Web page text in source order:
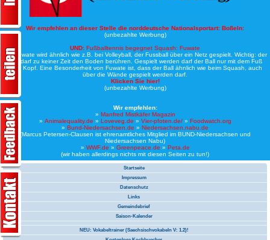
Wir empfehlen an dieser Stelle die norddeutsche Nationalsportart: Boßeln:
(unbezahlte Werbung)
UND: Fußballtennis begegnet Squash: Fuwate
Bei Fuwate wird ähnlich wie z.B. bei Volleyball, der Fussball über ein Netz gespielt. Wichtig: der
Ball darf zu keiner Zeit den Boden berühren. Gespielt werden darf der Ball nur mit dem Fuß
oder Kopf. Eine Besonderheit von Fuwate ist, dass der Ball ähnlich wie beim Squash, auch
über die Wände gespielt werden darf.
Klicken Sie hier!
(unbezahlte Werbung)
Wir empfehlen:
» Manfred Mistkäfer Magazin
» Animalequality.de » Loveveg.de » Vier-pfoten.de/» Foodwatch.org
» Bund-Niedersachsen.de » Niedersachsen.nabu.de
(Marcus Petersen-Clausen ist ehrenamtliches Mitglied im BUND-Niedersachsen und
Niedersachsen Nabu)
» WWF.de » Greenpeace.de » Peta.de
(wir haben allerdings nichts mit diesen Seiten zu tun!)
Startseite
Impressum
Datenschutz
Links
Gemeindebrief
Saison-Kalender
NEU: Vokabeltrainer (Saechsischvokabeln V: 1.2)!